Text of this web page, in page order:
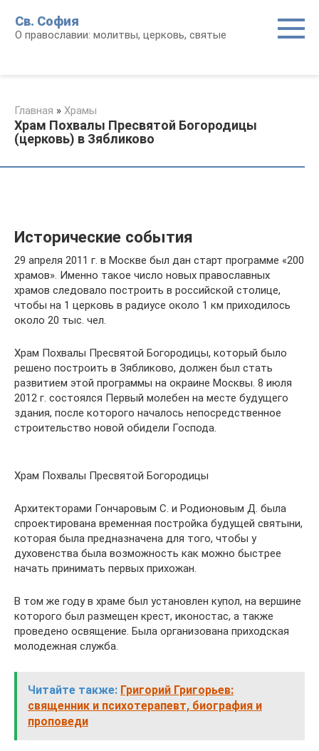
контенту
Св. София
О православии: молитвы, церковь, святые
Главная » Храмы
Храм Похвалы Пресвятой Богородицы
(церковь) в Зябликово
Исторические события
29 апреля 2011 г. в Москве был дан старт программе «200
храмов». Именно такое число новых православных
храмов следовало построить в российской столице,
чтобы на 1 церковь в радиусе около 1 км приходилось
около 20 тыс. чел.
Храм Похвалы Пресвятой Богородицы, который было
решено построить в Зябликово, должен был стать
развитием этой программы на окраине Москвы. 8 июля
2012 г. состоялся Первый молебен на месте будущего
здания, после которого началось непосредственное
строительство новой обидели Господа.
Храм Похвалы Пресвятой Богородицы
Архитекторами Гончаровым С. и Родионовым Д. была
спроектирована временная постройка будущей святыни,
которая была предназначена для того, чтобы у
духовенства была возможность как можно быстрее
начать принимать первых прихожан.
В том же году в храме был установлен купол, на вершине
которого был размещен крест, иконостас, а также
проведено освящение. Была организована приходская
молодежная служба.
Читайте также: Григорий Григорьев:
священник и психотерапевт, биография и
проповеди